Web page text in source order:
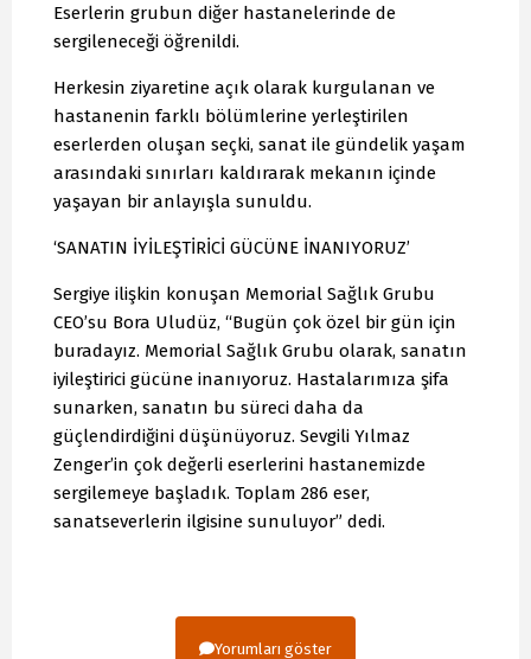
Eserlerin grubun diğer hastanelerinde de
sergileneceği öğrenildi.
Herkesin ziyaretine açık olarak kurgulanan ve
hastanenin farklı bölümlerine yerleştirilen
eserlerden oluşan seçki, sanat ile gündelik yaşam
arasındaki sınırları kaldırarak mekanın içinde
yaşayan bir anlayışla sunuldu.
‘SANATIN İYİLEŞTİRİCİ GÜCÜNE İNANIYORUZ’
Sergiye ilişkin konuşan Memorial Sağlık Grubu
CEO’su Bora Uludüz, “Bugün çok özel bir gün için
buradayız. Memorial Sağlık Grubu olarak, sanatın
iyileştirici gücüne inanıyoruz. Hastalarımıza şifa
sunarken, sanatın bu süreci daha da
güçlendirdiğini düşünüyoruz. Sevgili Yılmaz
Zenger’in çok değerli eserlerini hastanemizde
sergilemeye başladık. Toplam 286 eser,
sanatseverlerin ilgisine sunuluyor” dedi.
Yorumları göster